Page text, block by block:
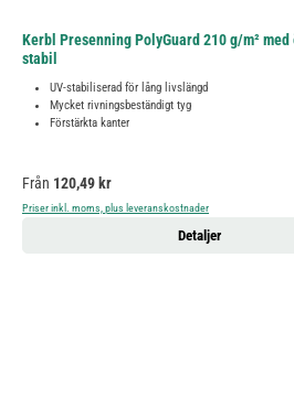
Kerbl Presenning PolyGuard 210 g/m²
stabil
UV-stabiliserad för lång livslängd
Mycket rivningsbeständigt tyg
Förstärkta kanter
Ordinarie pris:
Från 120,49 kr
Priser inkl. moms, plus leveranskostnader
Detaljer